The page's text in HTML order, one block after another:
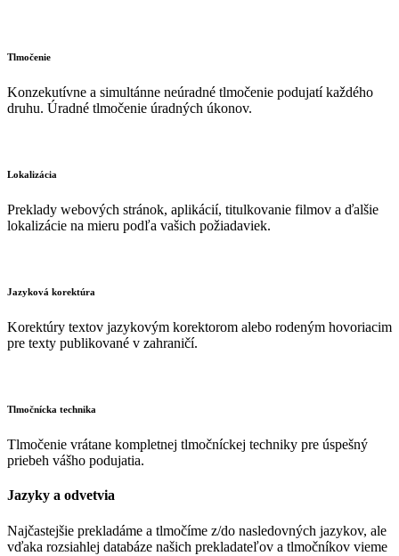
Tlmočenie
Konzekutívne a simultánne neúradné tlmočenie podujatí každého
druhu. Úradné tlmočenie úradných úkonov.
Lokalizácia
Preklady webových stránok, aplikácií, titulkovanie filmov a ďalšie
lokalizácie na mieru podľa vašich požiadaviek.
Jazyková korektúra
Korektúry textov jazykovým korektorom alebo rodeným hovoriacim
pre texty publikované v zahraničí.
Tlmočnícka technika
Tlmočenie vrátane kompletnej tlmočníckej techniky pre úspešný
priebeh vášho podujatia.
Jazyky a odvetvia
Najčastejšie prekladáme a tlmočíme z/do nasledovných jazykov, ale
vďaka rozsiahlej databáze našich prekladateľov a tlmočníkov vieme